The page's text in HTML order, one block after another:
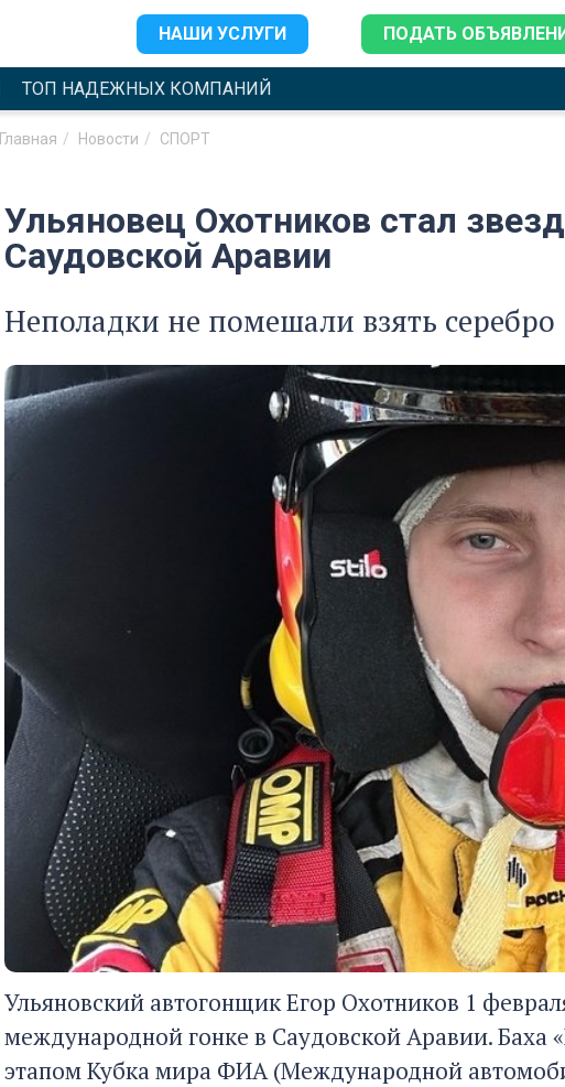
НАШИ УСЛУГИ ПОДАТЬ
ТОП НАДЕЖНЫХ КОМПАНИЙ
Главная Новости СПОРТ
Ульяновец Охотников стал
Саудовской Аравии
Неполадки не помешали взять серебро
Ульяновский автогонщик Егор Охотников 1
международной гонке в Саудовской Аравии. Баха
этапом Кубка мира ФИА (Международной